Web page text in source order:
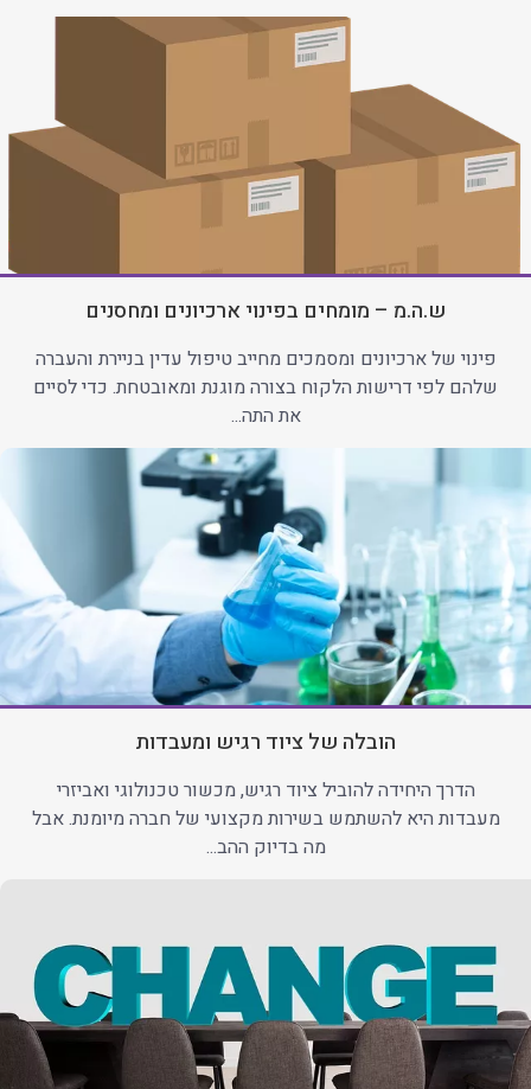
ש.ה.מ – מומחים בפינוי ארכיונים ומחסנים
פינוי של ארכיונים ומסמכים מחייב טיפול עדין בניירת והעברה
שלהם לפי דרישות הלקוח בצורה מוגנת ומאובטחת. כדי לסיים
את התה...
הובלה של ציוד רגיש ומעבדות
הדרך היחידה להוביל ציוד רגיש, מכשור טכנולוגי ואביזרי
מעבדות היא להשתמש בשירות מקצועי של חברה מיומנת. אבל
מה בדיוק ההב...